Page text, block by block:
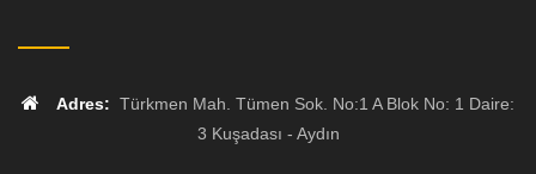
Adres: Türkmen Mah. Tümen Sok. No:1 A Blok No: 1 Daire:
3 Kuşadası - Aydın